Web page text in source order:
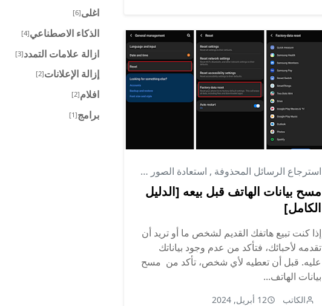
استرجاع الرسائل المحذوفة , استعادة الصور المحذوفة
مسح بيانات الهاتف قبل بيعه [الدليل
الكامل]
إذا كنت تبيع هاتفك القديم لشخص ما أو تريد أن
تقدمه لأحبائك، فتأكد من عدم وجود بياناتك
عليه. قبل أن تعطيه لأي شخص، تأكد من مسح
بيانات الهاتف...
الكاتب 12 أبريل, 2024
اغلى[6]
الذكاء الاصطناعي[4]
ازالة علامات التمدد[3]
إزالة الإعلانات[2]
افلام[2]
برامج[1]